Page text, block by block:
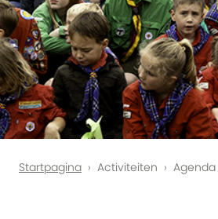
Startpagina Activiteiten Agenda